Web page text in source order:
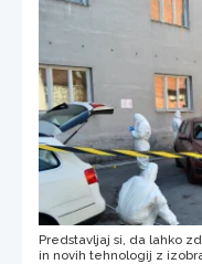
Predstavljaj si, da lahko
in novih tehnologij z